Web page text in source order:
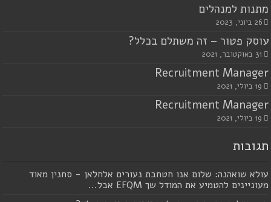
מתנות למנהלים
26 ביוני, 2023
עוסק פטור – זה משתלם בכלל?
31 באוקטובר, 2021
Recruitment Manager
19 ביולי, 2021
Recruitment Manager
19 ביולי, 2021
תגובות
עולא שואהנה: שלום אנו חטחבת נעורים אלחלאן - סחנין מאוד
מעוניינים להטמיע את המודל שך EFQM אבל...